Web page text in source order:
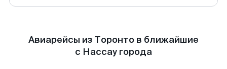
Авиарейсы из Торонто в ближайшие
с Нассау города